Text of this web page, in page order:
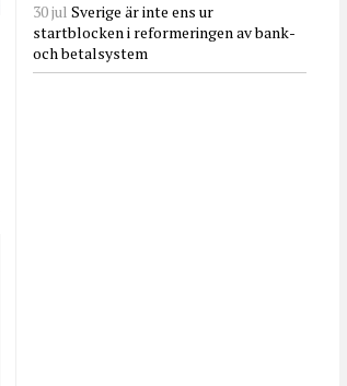
30 jul Sverige är inte ens ur
startblocken i reformeringen av bank-
och betalsystem